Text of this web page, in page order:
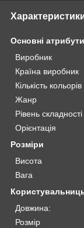
Основні атрибути
Виробник
Країна виробник
Кількість кольорів
Жанр
Рівень складності
Орієнтація
Розміри
Висота
Вага
Довжина:
Розмір